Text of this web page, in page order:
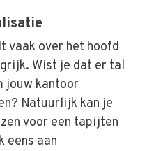
vaak over het hoofd
Wist je dat er tal
jouw kantoor
Natuurlijk kan je
voor een tapijten
eens aan